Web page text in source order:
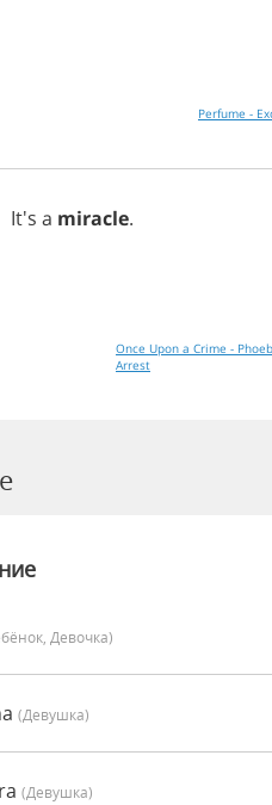
Perfume -
It's a miracle.
Once Upon a Crime -
Arrest
Девочка)
(девушка)
(девушка)